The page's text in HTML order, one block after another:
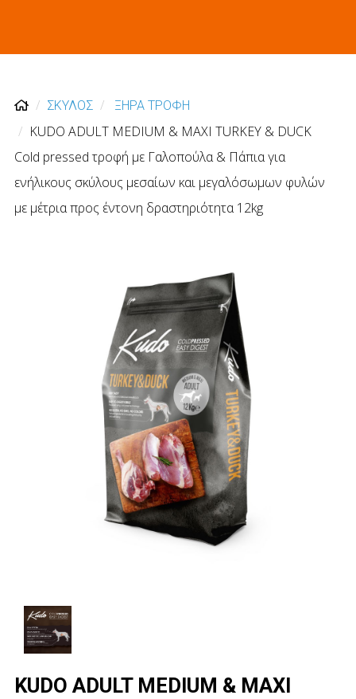
ΣΚΥΛΟΣ ΞΗΡΑ ΤΡΟΦΗ
KUDO ADULT ΜΕDIUM & MAXI TURKEY & DUCK
Cold pressed τροφή με Γαλοπούλα & Πάπια για
ενήλικους σκύλους μεσαίων και μεγαλόσωμων φυλών
με μέτρια προς έντονη δραστηριότητα 12kg
KUDO ADULT ΜΕDIUM & MAXI